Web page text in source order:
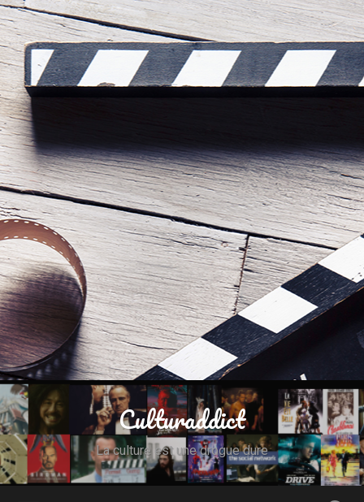
Culturaddict
La culture est une drogue dure